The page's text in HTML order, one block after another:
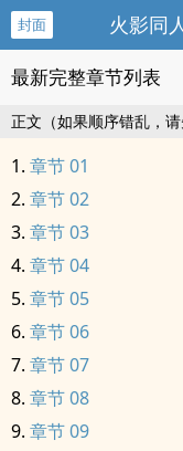
封面 火影‍同‌‎
最新完整章节列表
正文（如果顺序错乱，请
章节 01
章节 02
章节 03
章节 04
章节 05
章节 06
章节 07
章节 08
章节 09